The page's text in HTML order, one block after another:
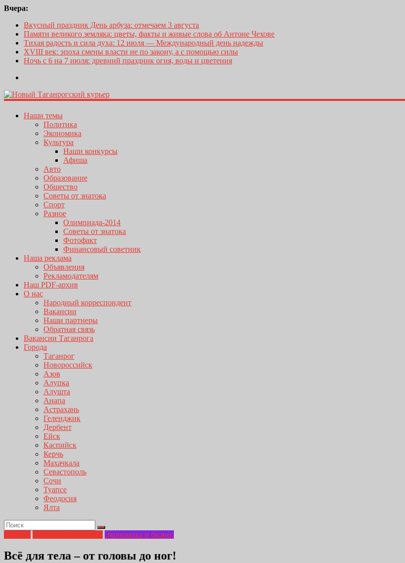
Вчера:
Вкусный праздник День арбуза: отмечаем 3 августа
Памяти великого земляка: цветы, факты и живые слова об Антоне Чехове
Тихая радость и сила духа: 12 июля — Международный день надежды
XVIII век: эпоха смены власти не по закону, а с помощью силы
Ночь с 6 на 7 июля: древний праздник огня, воды и цветения
Наши темы
Политика
Экономика
Культура
Наши конкурсы
Афиша
Авто
Образование
Общество
Советы от знатока
Спорт
Разное
Олимпиада-2014
Советы от знатока
Фотофакт
Финансовый советник
Наша реклама
Объявления
Рекламодателям
Наш PDF-архив
О нас
Народный корреспондент
Вакансии
Наши партнеры
Обратная связь
Вакансии Таганрога
Города
Таганрог
Новороссийск
Азов
Алупка
Алушта
Анапа
Астрахань
Геленджик
Дербент
Ейск
Каспийск
Керчь
Махачкала
Севастополь
Сочи
Туапсе
Феодосия
Ялта
Экономика и бизнес
Всё для тела – от головы до ног!